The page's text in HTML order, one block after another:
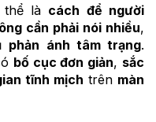
thể là cách để người
cần phải nói nhiều,
phản ánh tâm trạng.
bố cục đơn giản, sắc
tĩnh mịch trên màn